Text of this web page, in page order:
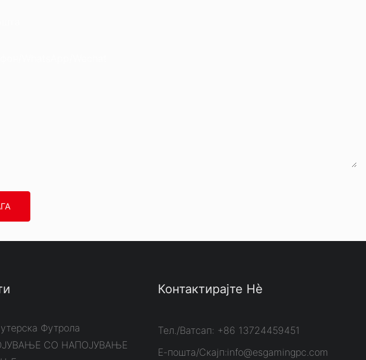
Футрола
СО НАПОЈУВАЊЕ
Контактирајте Нè
Тел./Ватсап: +86 13724459451
Е-пошта/Скајп:info@esgamingpc.com